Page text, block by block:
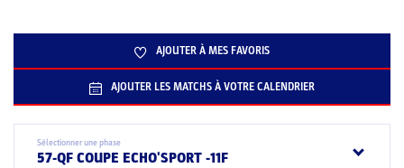
AJOUTER À MES FAVORIS
AJOUTER LES MATCHS À VOTRE CALENDRIER
Sélectionner une phase
57-QF COUPE ECHO'SPORT -11F